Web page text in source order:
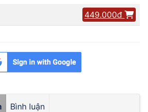
449.000đ
Bình luận